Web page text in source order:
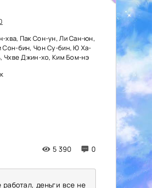
5 390 0
хва, Пак Сон-ун, Ли Сан-юн,
бин, Чон Су-бин, Ю Ха-
Чхве Джин-хо, Ким Бом-нэ
деньги все не